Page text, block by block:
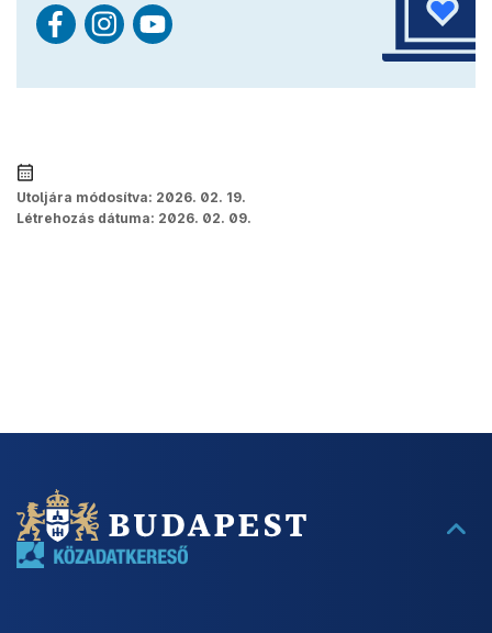
Utoljára módosítva: 2026. 02. 19.
Létrehozás dátuma: 2026. 02. 09.